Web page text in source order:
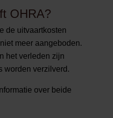
OHRA?
de uitvaartkosten
meer aangeboden.
het verleden zijn
worden verzilverd.
over beide